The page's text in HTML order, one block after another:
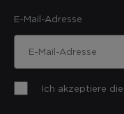
E-Mail-Adresse
Ich akzeptiere die